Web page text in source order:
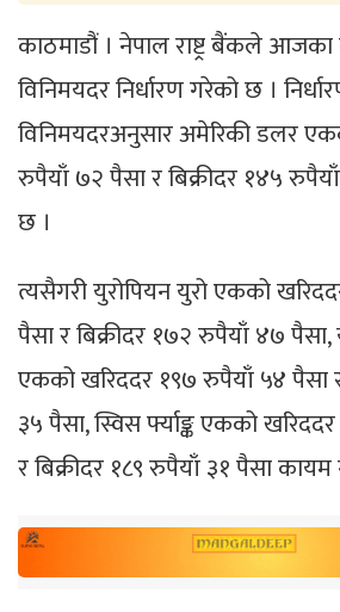
काठमाडौं । नेपाल राष्ट्र बैंकले आजका
विनिमयदर निर्धारण गरेको छ ।
विनिमयदरअनुसार अमेरिकी डलर
रुपैयाँ ७२ पैसा र बिक्रीदर १४५
छ ।
त्यसैगरी युरोपियन युरो एकको
पैसा र बिक्रीदर १७२ रुपैयाँ ४७ पैसा,
एकको खरिददर १९७ रुपैयाँ ५४ पैसा
३५ पैसा, स्विस र्फ्याङ्क एकको
र बिक्रीदर १८९ रुपैयाँ ३१ पैसा